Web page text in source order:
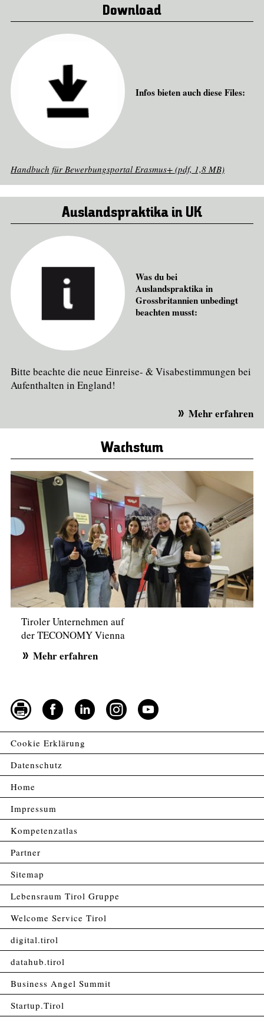
Download
Infos bieten auch diese Files:
Handbuch für Bewerbungsportal Erasmus+ (pdf, 1,8 MB)
Auslandspraktika in UK
Was du bei
Auslandspraktika in
Grossbritannien unbedingt
beachten musst:
Bitte beachte die neue Einreise- & Visabestimmungen bei
Aufenthalten in England!
Mehr erfahren
Wachstum
Tiroler Unternehmen auf
der TECONOMY Vienna
Mehr erfahren
Cookie Erklärung
Datenschutz
Home
Impressum
Kompetenzatlas
Partner
Sitemap
Lebensraum Tirol Gruppe
Welcome Service Tirol
digital.tirol
datahub.tirol
Business Angel Summit
Startup.Tirol